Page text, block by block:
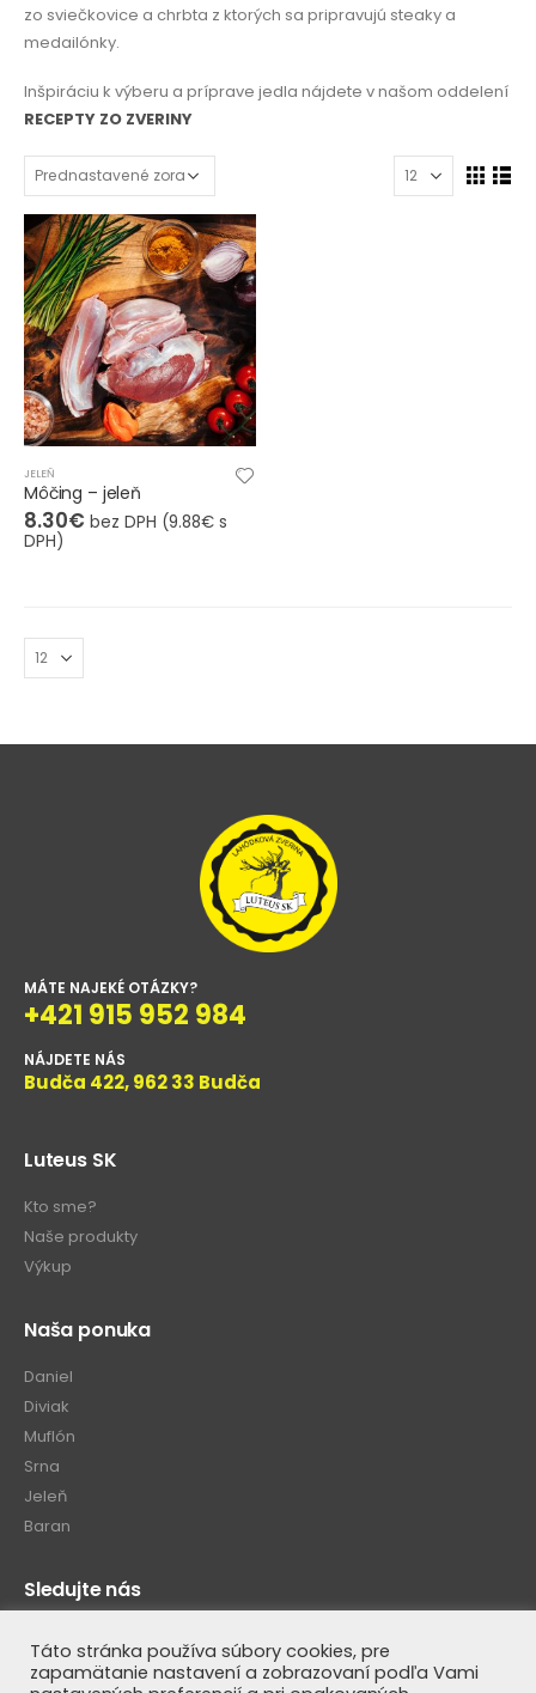
zo sviečkovice a chrbta z ktorých sa pripravujú steaky a
medailónky.
Inšpiráciu k výberu a príprave jedla nájdete v našom oddelení
RECEPTY ZO ZVERINY
JELEŇ
Môčing – jeleň
8.30€ bez DPH (9.88€ s
DPH)
MÁTE NAJEKÉ OTÁZKY?
+421 915 952 984
NÁJDETE NÁS
Budča 422, 962 33 Budča
Luteus SK
Kto sme?
Naše produkty
Výkup
Naša ponuka
Daniel
Diviak
Muflón
Srna
Jeleň
Baran
Sledujte nás
Táto stránka používa súbory cookies, pre
zapamätanie nastavení a zobrazovaní podľa Vami